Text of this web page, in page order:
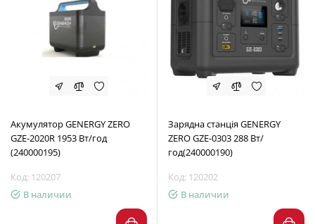
Акумулятор GENERGY ZERO
GZE-2020R 1953 Вт/год
(240000195)
Код: 120207
В наличии
Зарядна станція GENERGY
ZERO GZE-0303 288 Вт/
год(240000190)
Код: 120202
В наличии